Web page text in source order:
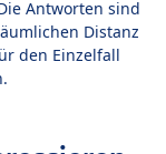
Antworten sind
Distanz
den Einzelfall